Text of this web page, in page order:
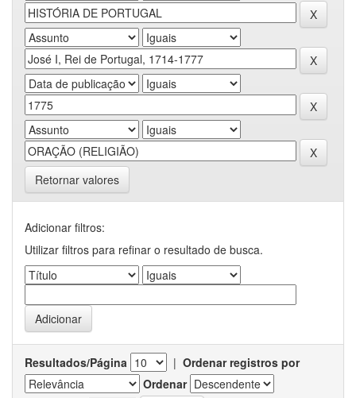
Retornar valores
Adicionar filtros:
Utilizar filtros para refinar o resultado de busca.
Resultados/Página | Ordenar registros por
Ordenar